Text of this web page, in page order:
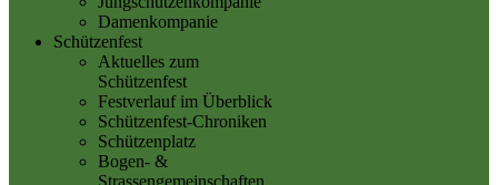
Damenkompanie
Schützenfest
Aktuelles zum
Schützenfest
Festverlauf im Überblick
Schützenfest-Chroniken
Schützenplatz
Bogen- &
Strassengemeinschaften